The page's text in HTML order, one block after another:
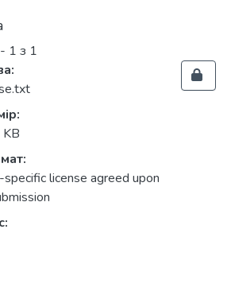
1 з 1
license agreed upon